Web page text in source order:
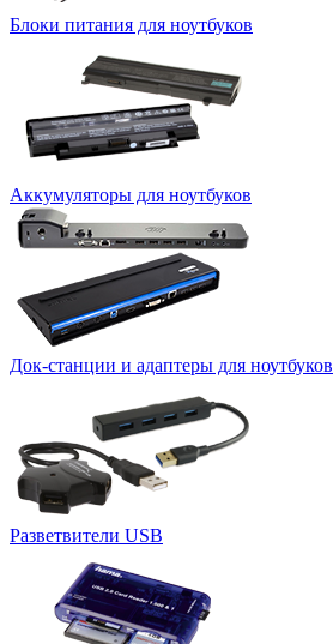
Блоки питания для ноутбуков
Аккумуляторы для ноутбуков
Док-станции и адаптеры для ноутбуков
Разветвители USB